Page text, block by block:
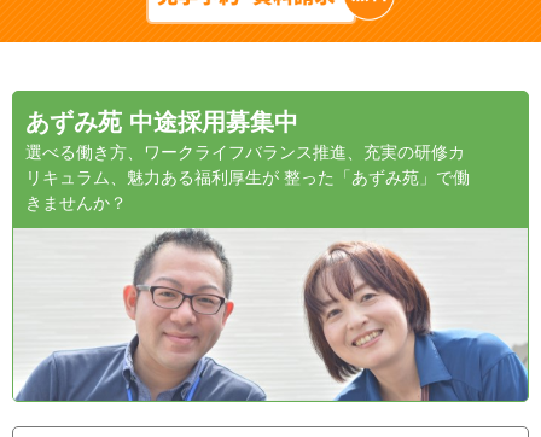
あずみ苑 中途採用募集中
選べる働き方、ワークライフバランス推進、充実の研修カ
リキュラム、魅力ある福利厚生が 整った「あずみ苑」で働
きませんか？